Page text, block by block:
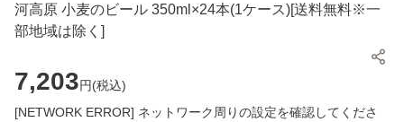
河高原 小麦のビール 350ml×24本(1ケース)[送料無料※一
部地域は除く]
7,203円(税込)
[NETWORK ERROR] ネットワーク周りの設定を確認してくださ